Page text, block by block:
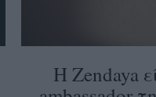
Η Zendaya